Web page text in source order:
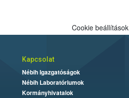
Cookie beállítások
Kapcsolat
Nébih Igazgatóságok
Nébih Laboratóriumok
Kormányhivatalok